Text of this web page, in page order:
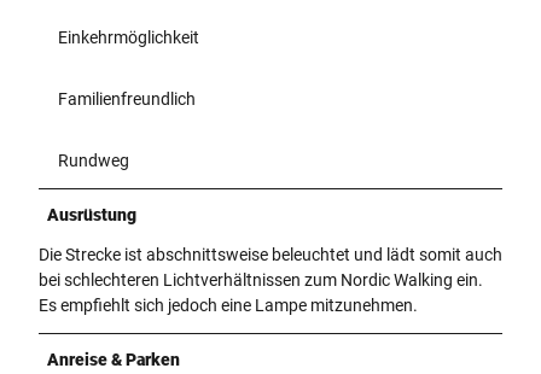
Einkehrmöglichkeit
Familienfreundlich
Rundweg
Ausrüstung
Die Strecke ist abschnittsweise beleuchtet und lädt somit auch
bei schlechteren Lichtverhältnissen zum Nordic Walking ein.
Es empfiehlt sich jedoch eine Lampe mitzunehmen.
Anreise & Parken